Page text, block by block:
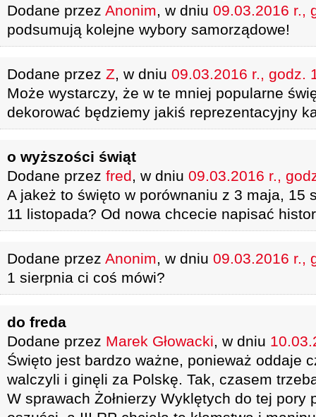
Dodane przez Anonim, w dniu 09.03.2016 r.,
podsumują kolejne wybory samorządowe!
Dodane przez Z, w dniu 09.03.2016 r., godz.
Może wystarczy, że w te mniej popularne
dekorować będziemy jakiś reprezentacyjny
o wyższości świąt
Dodane przez fred, w dniu 09.03.2016 r.,
A jakeż to święto w porównaniu z 3 maja, 15
11 listopada? Od nowa chcecie napisać
Dodane przez Anonim, w dniu 09.03.2016 r.,
1 sierpnia ci coś mówi?
do freda
Dodane przez Marek Głowacki, w dniu
Święto jest bardzo ważne, ponieważ oddaje
walczyli i ginęli za Polskę. Tak, czasem
W sprawach Żołnierzy Wyklętych do tej pory